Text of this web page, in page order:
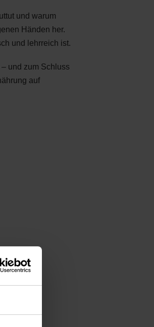
und warum
Händen her.
und lehrreich ist.
und zum Schluss
auf